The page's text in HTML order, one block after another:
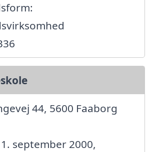
44, 5600 Faaborg
september 2000,